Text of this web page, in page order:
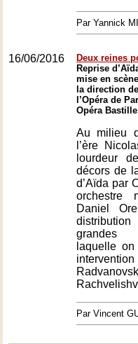
Par Yannick
16/06/2016
Deux reines
Reprise
mise en
la direction
l’Opéra de
Opéra
Au milieu
l’ère
lourdeur
décors de
d’Aïda par
orchestre
Daniel
grandes
laquelle
Par Vincent